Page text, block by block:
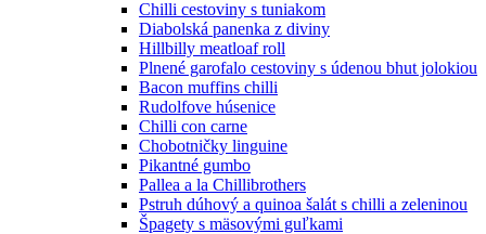
Chilli cestoviny s tuniakom
Diabolská panenka z diviny
Hillbilly meatloaf roll
Plnené garofalo cestoviny s údenou bhut jolokiou
Bacon muffins chilli
Rudolfove húsenice
Chilli con carne
Chobotničky linguine
Pikantné gumbo
Pallea a la Chillibrothers
Pstruh dúhový a quinoa šalát s chilli a zeleninou
Špagety s mäsovými guľkami